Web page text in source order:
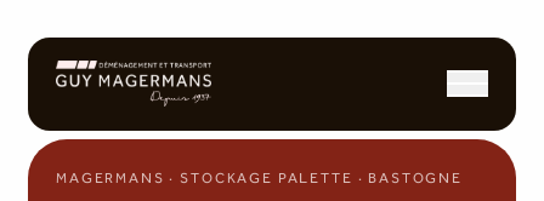
MAGERMANS · STOCKAGE PALETTE · BASTOGNE